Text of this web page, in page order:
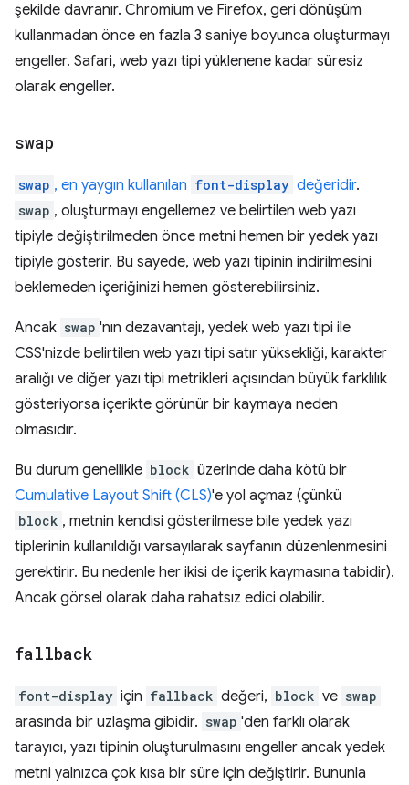
şekilde davranır. Chromium ve Firefox, geri dönüşüm
kullanmadan önce en fazla 3 saniye boyunca oluşturmayı
engeller. Safari, web yazı tipi yüklenene kadar süresiz
olarak engeller.
swap
swap , en yaygın kullanılan font-display değeridir.
swap , oluşturmayı engellemez ve belirtilen web yazı
tipiyle değiştirilmeden önce metni hemen bir yedek yazı
tipiyle gösterir. Bu sayede, web yazı tipinin indirilmesini
beklemeden içeriğinizi hemen gösterebilirsiniz.
Ancak swap 'nın dezavantajı, yedek web yazı tipi ile
CSS'nizde belirtilen web yazı tipi satır yüksekliği, karakter
aralığı ve diğer yazı tipi metrikleri açısından büyük farklılık
gösteriyorsa içerikte görünür bir kaymaya neden
olmasıdır.
Bu durum genellikle block üzerinde daha kötü bir
Cumulative Layout Shift (CLS)'e yol açmaz (çünkü
block , metnin kendisi gösterilmese bile yedek yazı
tiplerinin kullanıldığı varsayılarak sayfanın düzenlenmesini
gerektirir. Bu nedenle her ikisi de içerik kaymasına tabidir).
Ancak görsel olarak daha rahatsız edici olabilir.
fallback
font-display için fallback değeri, block ve swap
arasında bir uzlaşma gibidir. swap 'den farklı olarak
tarayıcı, yazı tipinin oluşturulmasını engeller ancak yedek
metni yalnızca çok kısa bir süre için değiştirir. Bununla